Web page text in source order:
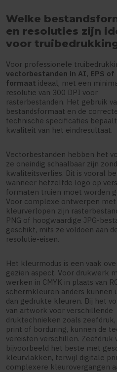
Welke
en resoluties zijn
voor
Voor professionele
vectorbestanden in AI, EPS of
formaat ideaal, met een
resolutie van 300 DPI voor
rasterbestanden. Het gebruik
bestandsformaat en de
technische specificaties
kwaliteit van het eindresultaat.
Vectorbestanden hebben het
ze oneindig schaalbaar zijn
kwaliteitsverlies. Dit is vooral
wanneer hetzelfde logo op
formaten truien moet worden
Voor complexe ontwerpen
kleurverlopen zijn
PNG of hoogwaardige JPG-
geschikt, mits ze voldoen aan
resolutie-eisen.
Het kleurmodus is een vaak
gezien aspect. Voor drukwerk
werken in CMYK in plaats van
schermkleuren anders kunnen
dan gedrukte kleuren. Bij het
van artwork voor verschillende
druktechnieken zoals
print of borduring, kunnen de
vereisten verschillen. Zeefdruk
bijvoorbeeld het beste met
kleurvlakken, terwijl digitale
complexere kleurovergangen